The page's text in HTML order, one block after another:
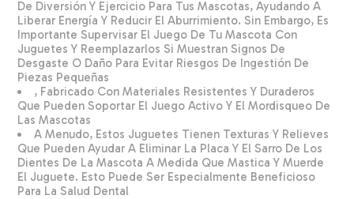
De Diversión Y Ejercicio Para Tus Mascotas, Ayudando A
Liberar Energía Y Reducir El Aburrimiento. Sin Embargo, Es
Importante Supervisar El Juego De Tu Mascota Con
Juguetes Y Reemplazarlos Si Muestran Signos De
Desgaste O Daño Para Evitar Riesgos De Ingestión De
Piezas Pequeñas
, Fabricado Con Materiales Resistentes Y Duraderos
Que Pueden Soportar El Juego Activo Y El Mordisqueo De
Las Mascotas
A Menudo, Estos Juguetes Tienen Texturas Y Relieves
Que Pueden Ayudar A Eliminar La Placa Y El Sarro De Los
Dientes De La Mascota A Medida Que Mastica Y Muerde
El Juguete. Esto Puede Ser Especialmente Beneficioso
Para La Salud Dental